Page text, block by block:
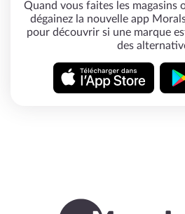
Quand vous faites les magasins
dégainez la nouvelle app
pour découvrir si une marque
des